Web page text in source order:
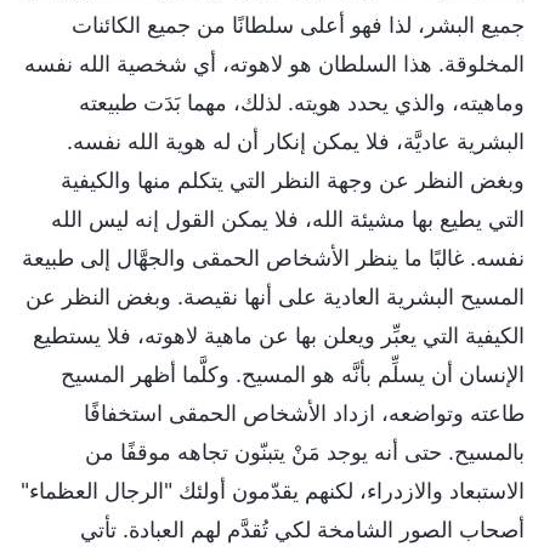
جميع البشر، لذا فهو أعلى سلطانًا من جميع الكائنات
المخلوقة. هذا السلطان هو لاهوته، أي شخصية الله نفسه
وماهيته، والذي يحدد هويته. لذلك، مهما بَدَت طبيعته
البشرية عاديَّة، فلا يمكن إنكار أن له هوية الله نفسه.
وبغض النظر عن وجهة النظر التي يتكلم منها والكيفية
التي يطيع بها مشيئة الله، فلا يمكن القول إنه ليس الله
نفسه. غالبًا ما ينظر الأشخاص الحمقى والجهَّال إلى طبيعة
المسيح البشرية العادية على أنها نقيصة. وبغض النظر عن
الكيفية التي يعبِّر ويعلن بها عن ماهية لاهوته، فلا يستطيع
الإنسان أن يسلِّم بأنَّه هو المسيح. وكلَّما أظهر المسيح
طاعته وتواضعه، ازداد الأشخاص الحمقى استخفافًا
بالمسيح. حتى أنه يوجد مَنْ يتبنّون تجاهه موقفًا من
الاستبعاد والازدراء، لكنهم يقدّمون أولئك "الرجال العظماء"
أصحاب الصور الشامخة لكي تُقدَّم لهم العبادة. تأتي